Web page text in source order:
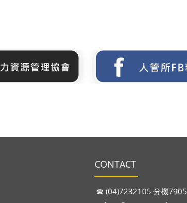
CONTACT
☎︎ (04)7232105 分機7905